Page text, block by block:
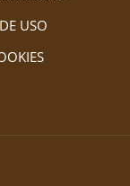
USO